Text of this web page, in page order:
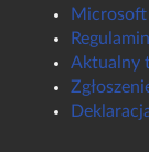
Microsoft
Aktualny